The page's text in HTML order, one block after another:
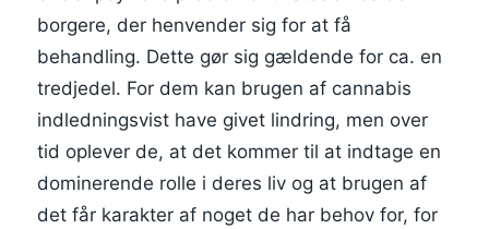
borgere, der henvender sig for at få
behandling. Dette gør sig gældende for ca. en
tredjedel. For dem kan brugen af cannabis
indledningsvist have givet lindring, men over
tid oplever de, at det kommer til at indtage en
dominerende rolle i deres liv og at brugen af
det får karakter af noget de har behov for, for